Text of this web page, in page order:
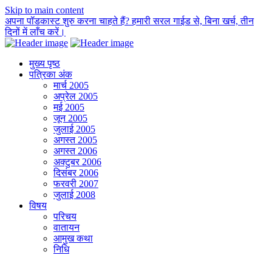
Skip to main content
अपना पॉडकास्ट शुरु करना चाहते हैं? हमारी सरल गाईड से, बिना खर्च, तीन
दिनों में लाँच करें।
मुख्य पृष्ठ
पत्रिका अंक
मार्च 2005
अप्रेल 2005
मई 2005
जून 2005
जुलाई 2005
अगस्त 2005
अगस्त 2006
अक्टुबर 2006
दिसंबर 2006
फरवरी 2007
जुलाई 2008
विषय
परिचय
वातायन
आमुख कथा
निधि